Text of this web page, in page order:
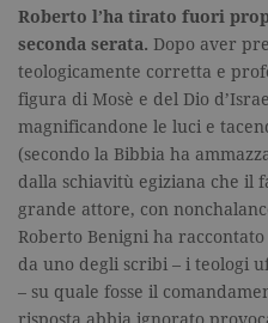
Roberto l’ha tirato fuori
seconda serata. Dopo aver
teologicamente corretta e
figura di Mosè e del Dio
magnificandone le luci e
(secondo la Bibbia ha
dalla schiavitù egiziana che il
grande attore, con
Roberto Benigni ha
da uno degli scribi – i teologi
– su quale fosse il
risposta abbia ignorato